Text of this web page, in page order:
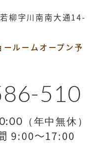
柳字川南南大通14-
ルームオープン予
510
（年中無休）
9:00～17:00